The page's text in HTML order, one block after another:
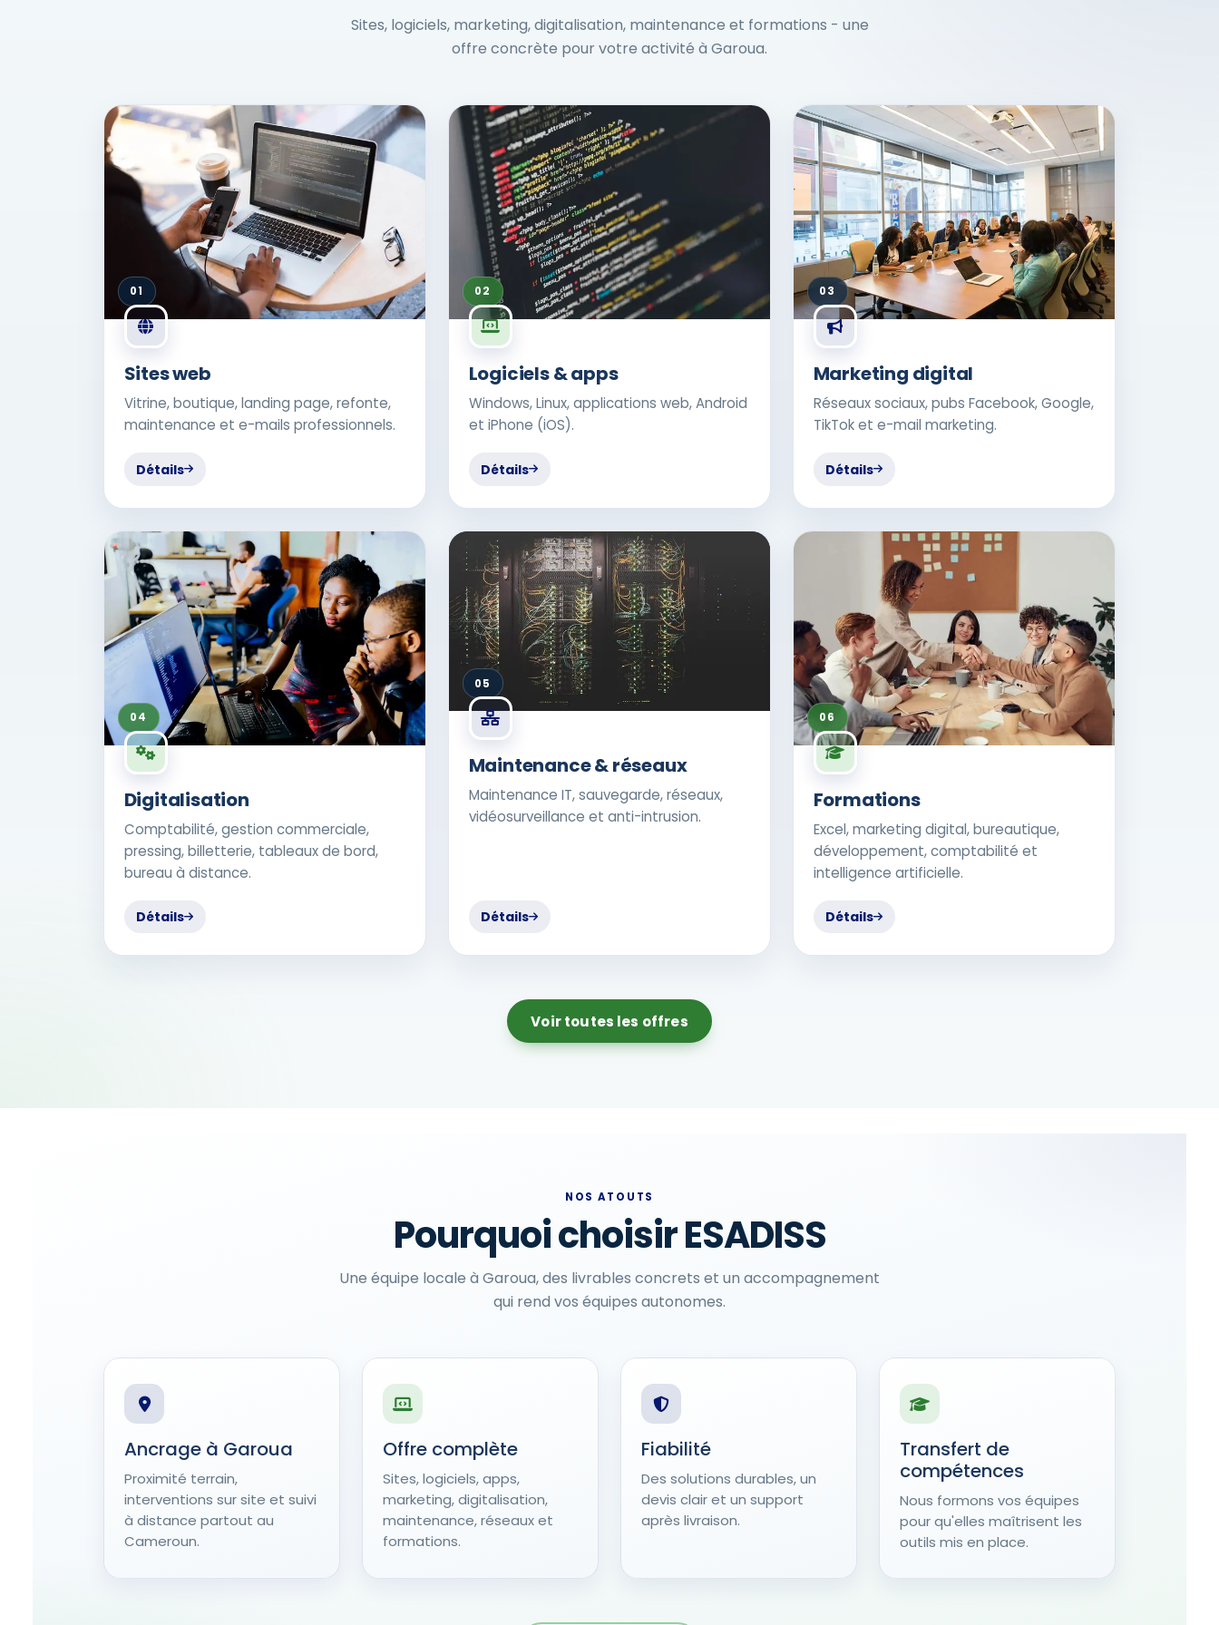
Sites, logiciels, marketing, digitalisation, maintenance et formations - une
offre concrète pour votre activité à Garoua.
01
Sites web
Vitrine, boutique, landing page, refonte,
maintenance et e-mails professionnels.
Détails
02
Logiciels & apps
Windows, Linux, applications web, Android
et iPhone (iOS).
Détails
03
Marketing digital
Réseaux sociaux, pubs Facebook, Google,
TikTok et e-mail marketing.
Détails
04
Digitalisation
Comptabilité, gestion commerciale,
pressing, billetterie, tableaux de bord,
bureau à distance.
Détails
05
Maintenance & réseaux
Maintenance IT, sauvegarde, réseaux,
vidéosurveillance et anti-intrusion.
Détails
06
Formations
Excel, marketing digital, bureautique,
développement, comptabilité et
intelligence artificielle.
Détails
Voir toutes les offres
NOS ATOUTS
Pourquoi choisir ESADISS
Une équipe locale à Garoua, des livrables concrets et un accompagnement
qui rend vos équipes autonomes.
Ancrage à Garoua
Proximité terrain,
interventions sur site et suivi
à distance partout au
Cameroun.
Offre complète
Sites, logiciels, apps,
marketing, digitalisation,
maintenance, réseaux et
formations.
Fiabilité
Des solutions durables, un
devis clair et un support
après livraison.
Transfert de
compétences
Nous formons vos équipes
pour qu'elles maîtrisent les
outils mis en place.